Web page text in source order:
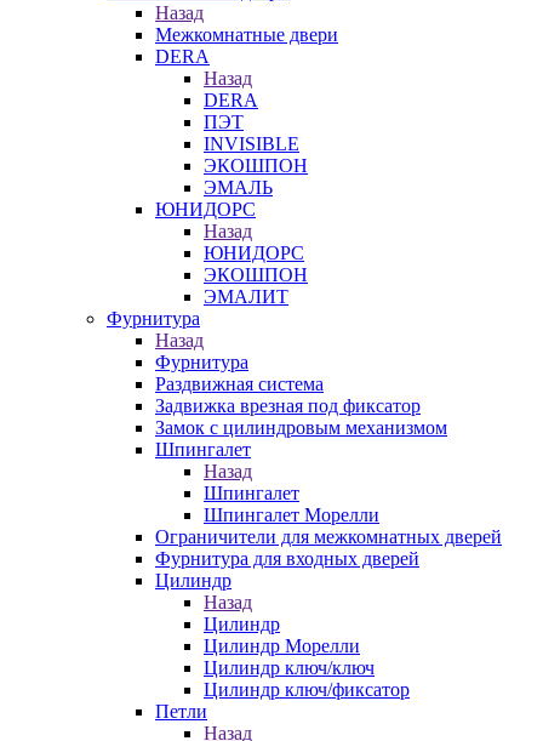
Назад
Межкомнатные двери
DERA
Назад
DERA
ПЭТ
INVISIBLE
ЭКОШПОН
ЭМАЛЬ
ЮНИДОРС
Назад
ЮНИДОРС
ЭКОШПОН
ЭМАЛИТ
Фурнитура
Назад
Фурнитура
Раздвижная система
Задвижка врезная под фиксатор
Замок с цилиндровым механизмом
Шпингалет
Назад
Шпингалет
Шпингалет Морелли
Ограничители для межкомнатных дверей
Фурнитура для входных дверей
Цилиндр
Назад
Цилиндр
Цилиндр Морелли
Цилиндр ключ/ключ
Цилиндр ключ/фиксатор
Петли
Назад